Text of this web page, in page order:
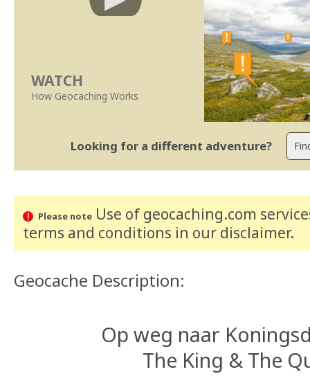
WATCH
How Geocaching Works
Looking for a different adventure?
Please noteUse of geocaching.com
terms and conditions in our disclaimer.
Geocache Description:
Op weg naar
The King & The